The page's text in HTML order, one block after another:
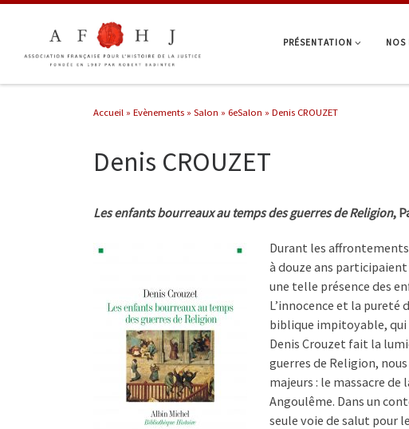
PRÉSENTATION NOS
Accueil » Evènements » Salon » 6eSalon » Denis CROUZET
Denis CROUZET
Les enfants bourreaux au temps des guerres de Religion,
Durant les
à douze ans
une telle présence des
L’innocence et la
biblique impitoyable,
Denis Crouzet fait la
guerres de Religion,
majeurs : le massacre
Angoulême. Dans un
seule voie de salut pour